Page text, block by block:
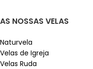
AS NOSSAS VELAS
Naturvela
Velas de Igreja
Velas Ruda